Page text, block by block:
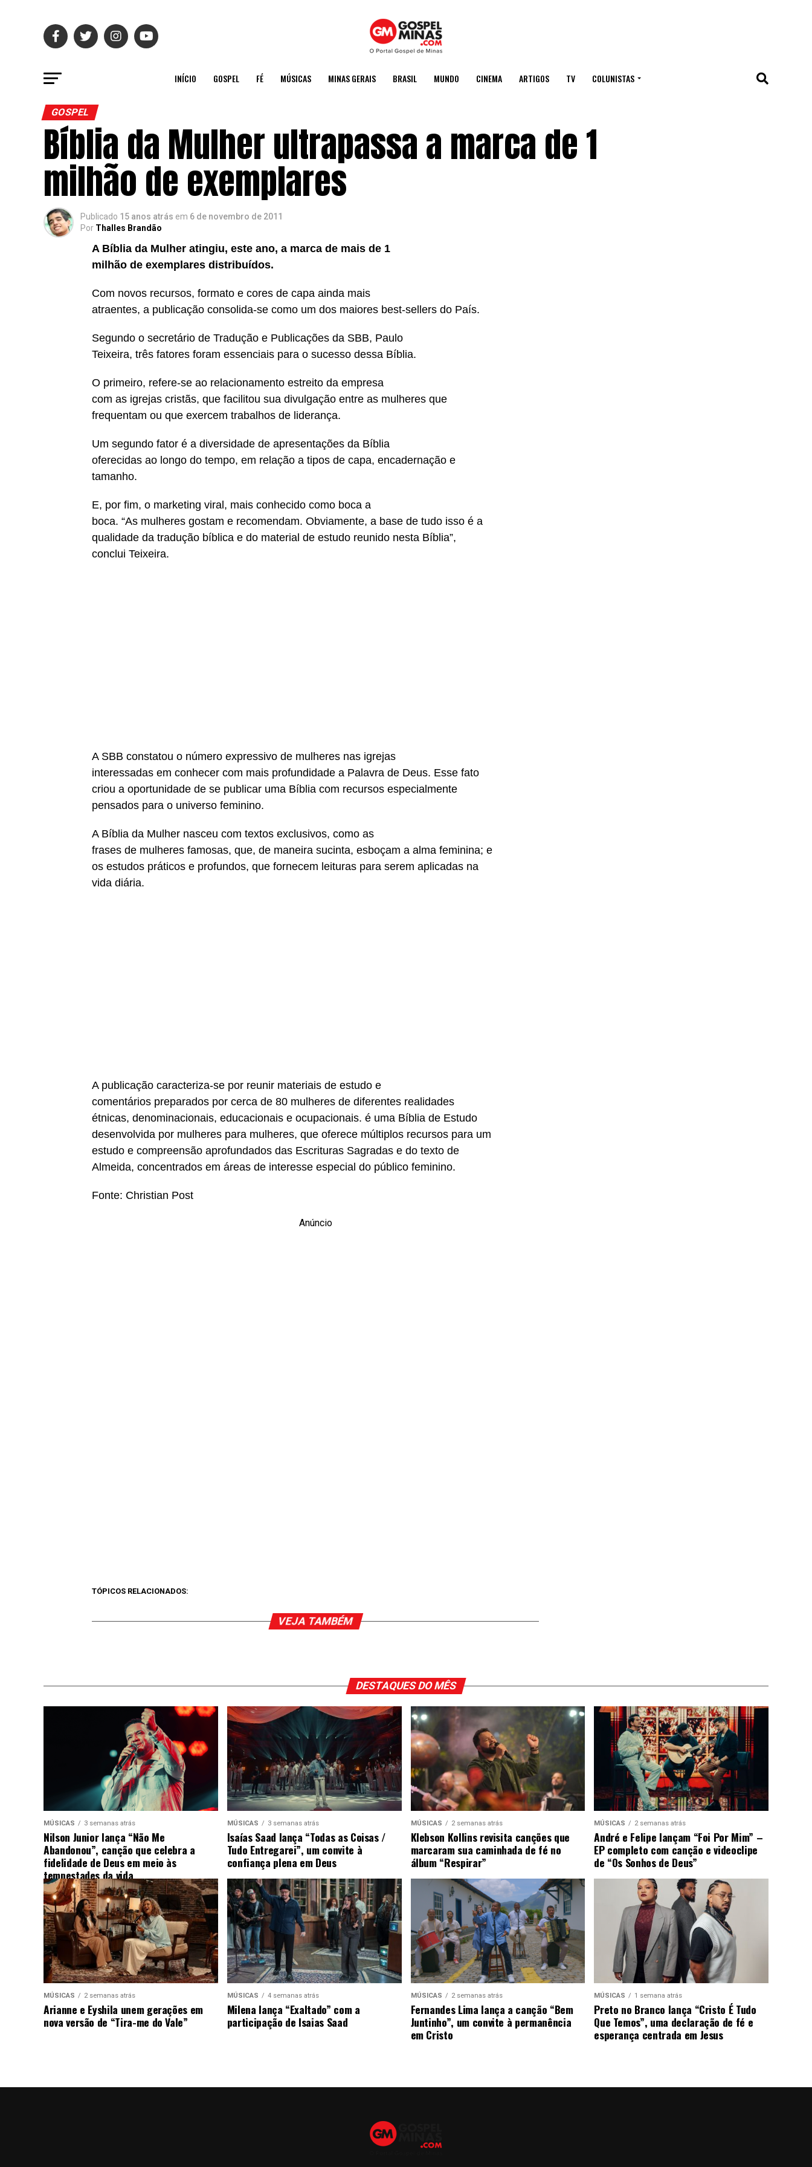
INÍCIO GOSPEL FÉ MÚSICAS MINAS GERAIS BRASIL MUNDO CINEMA ARTIGOS TV COLUNISTAS
GOSPEL
Bíblia da Mulher ultrapassa a marca de 1
milhão de exemplares
Publicado 15 anos atrás em 6 de novembro de 2011
Por Thalles Brandão
A Bíblia da Mulher atingiu, este ano, a marca de mais de 1
milhão de exemplares distribuídos.
Com novos recursos, formato e cores de capa ainda mais
atraentes, a publicação consolida-se como um dos maiores best-sellers do País.
Segundo o secretário de Tradução e Publicações da SBB, Paulo
Teixeira, três fatores foram essenciais para o sucesso dessa Bíblia.
O primeiro, refere-se ao relacionamento estreito da empresa
com as igrejas cristãs, que facilitou sua divulgação entre as mulheres que
frequentam ou que exercem trabalhos de liderança.
Um segundo fator é a diversidade de apresentações da Bíblia
oferecidas ao longo do tempo, em relação a tipos de capa, encadernação e
tamanho.
E, por fim, o marketing viral, mais conhecido como boca a
boca. “As mulheres gostam e recomendam. Obviamente, a base de tudo isso é a
qualidade da tradução bíblica e do material de estudo reunido nesta Bíblia”,
conclui Teixeira.
A SBB constatou o número expressivo de mulheres nas igrejas
interessadas em conhecer com mais profundidade a Palavra de Deus. Esse fato
criou a oportunidade de se publicar uma Bíblia com recursos especialmente
pensados para o universo feminino.
A Bíblia da Mulher nasceu com textos exclusivos, como as
frases de mulheres famosas, que, de maneira sucinta, esboçam a alma feminina; e
os estudos práticos e profundos, que fornecem leituras para serem aplicadas na
vida diária.
A publicação caracteriza-se por reunir materiais de estudo e
comentários preparados por cerca de 80 mulheres de diferentes realidades
étnicas, denominacionais, educacionais e ocupacionais. é uma Bíblia de Estudo
desenvolvida por mulheres para mulheres, que oferece múltiplos recursos para um
estudo e compreensão aprofundados das Escrituras Sagradas e do texto de
Almeida, concentrados em áreas de interesse especial do público feminino.
Fonte: Christian Post
Anúncio
TÓPICOS RELACIONADOS:
VEJA TAMBÉM
DESTAQUES DO MÊS
MÚSICAS 3 semanas atrás
Nilson Junior lança “Não Me
Abandonou”, canção que celebra a
fidelidade de Deus em meio às
tempestades da vida
MÚSICAS 3 semanas atrás
Isaías Saad lança “Todas as Coisas /
Tudo Entregarei”, um convite à
confiança plena em Deus
MÚSICAS 2 semanas atrás
Klebson Kollins revisita canções que
marcaram sua caminhada de fé no
álbum “Respirar”
MÚSICAS 2 semanas atrás
André e Felipe lançam “Foi Por Mim” –
EP completo com canção e videoclipe
de “Os Sonhos de Deus”
MÚSICAS 2 semanas atrás
Arianne e Eyshila unem gerações em
nova versão de “Tira-me do Vale”
MÚSICAS 4 semanas atrás
Milena lança “Exaltado” com a
participação de Isaias Saad
MÚSICAS 2 semanas atrás
Fernandes Lima lança a canção “Bem
Juntinho”, um convite à permanência
em Cristo
MÚSICAS 1 semana atrás
Preto no Branco lança “Cristo É Tudo
Que Temos”, uma declaração de fé e
esperança centrada em Jesus